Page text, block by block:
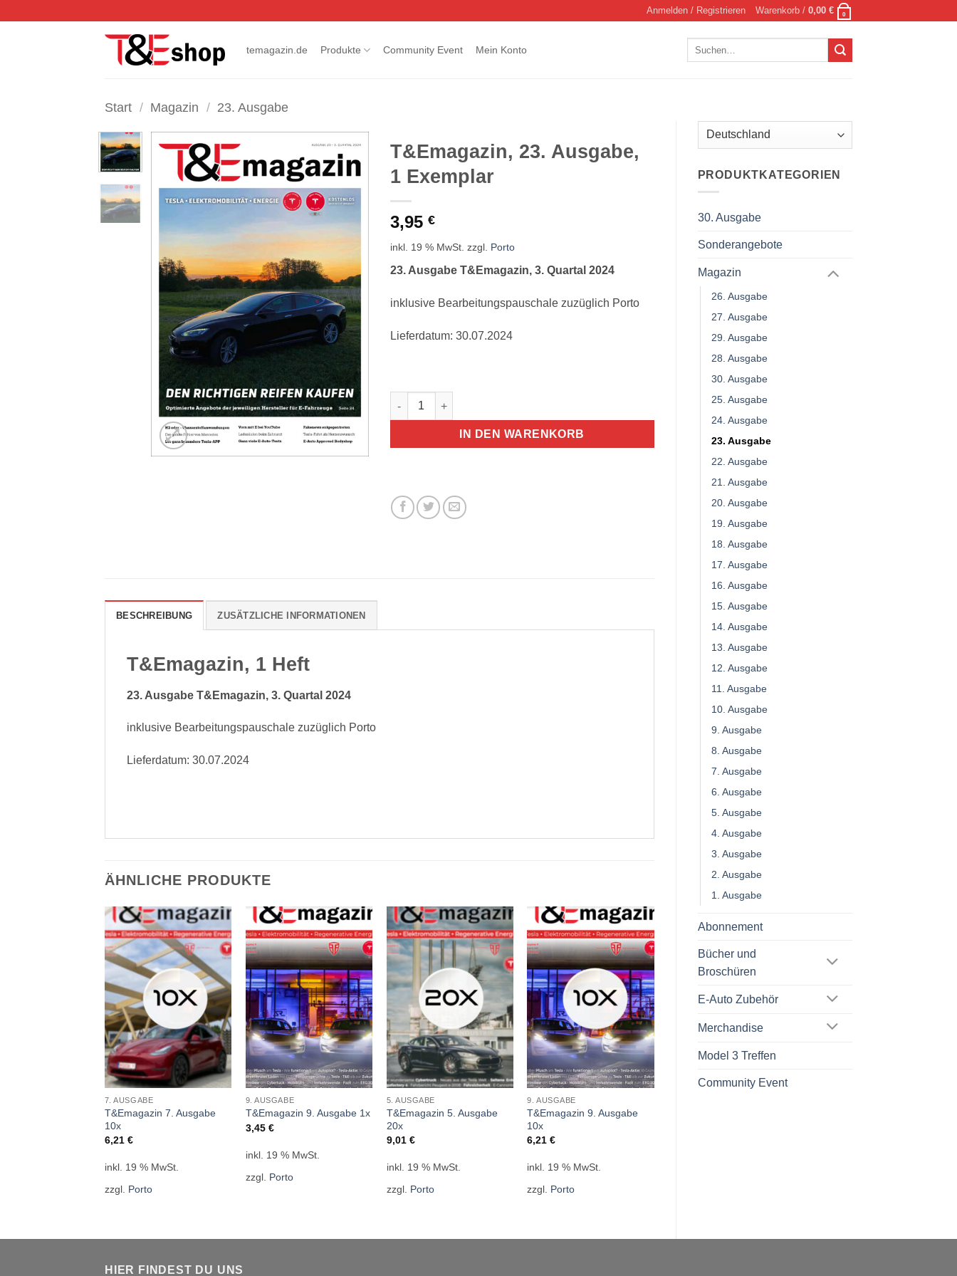
Anmelden / Registrieren Warenkorb / 0,00 € 0
temagazin.de Produkte Community Event Mein Konto
Start / Magazin / 23. Ausgabe
PRODUKTKATEGORIEN
30. Ausgabe
Sonderangebote
Magazin
26. Ausgabe
27. Ausgabe
29. Ausgabe
28. Ausgabe
30. Ausgabe
25. Ausgabe
24. Ausgabe
23. Ausgabe
22. Ausgabe
21. Ausgabe
20. Ausgabe
19. Ausgabe
18. Ausgabe
17. Ausgabe
16. Ausgabe
15. Ausgabe
14. Ausgabe
13. Ausgabe
12. Ausgabe
11. Ausgabe
10. Ausgabe
9. Ausgabe
8. Ausgabe
7. Ausgabe
6. Ausgabe
5. Ausgabe
4. Ausgabe
3. Ausgabe
2. Ausgabe
1. Ausgabe
Abonnement
Bücher und
Broschüren
E-Auto Zubehör
Merchandise
Model 3 Treffen
Community Event
T&Emagazin, 23. Ausgabe,
1 Exemplar
3,95 €
inkl. 19 % MwSt. zzgl. Porto
23. Ausgabe T&Emagazin, 3. Quartal 2024
inklusive Bearbeitungspauschale zuzüglich Porto
Lieferdatum: 30.07.2024
T&Emagazin, 23. Ausgabe, 1 Exemplar Menge
IN DEN WARENKORB
BESCHREIBUNG ZUSÄTZLICHE INFORMATIONEN
T&Emagazin, 1 Heft
23. Ausgabe T&Emagazin, 3. Quartal 2024
inklusive Bearbeitungspauschale zuzüglich Porto
Lieferdatum: 30.07.2024
ÄHNLICHE PRODUKTE
7. AUSGABE
T&Emagazin 7. Ausgabe
10x
6,21 €
inkl. 19 % MwSt.
zzgl. Porto
9. AUSGABE
T&Emagazin 9. Ausgabe 1x
3,45 €
inkl. 19 % MwSt.
zzgl. Porto
5. AUSGABE
T&Emagazin 5. Ausgabe
20x
9,01 €
inkl. 19 % MwSt.
zzgl. Porto
9. AUSGABE
T&Emagazin 9. Ausgabe
10x
6,21€
inkl. 19 % MwSt.
zzgl. Porto
HIER FINDEST DU UNS